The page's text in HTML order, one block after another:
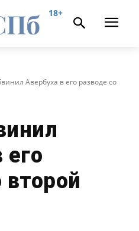
18+
Авербуха в его разводе со
его
второй